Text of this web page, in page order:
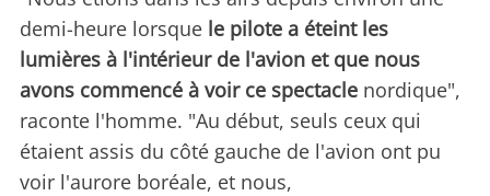
demi-heure lorsque le pilote a éteint les
lumières à l'intérieur de l'avion et que nous
avons commencé à voir ce spectacle nordique",
raconte l'homme. "Au début, seuls ceux qui
étaient assis du côté gauche de l'avion ont pu
voir l'aurore boréale, et nous,